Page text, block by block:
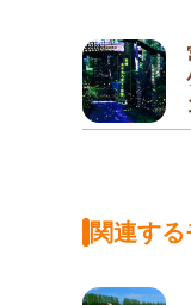
関連す